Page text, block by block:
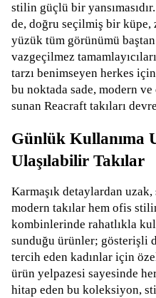
stilin güçlü bir
de, doğru seçilmiş bir
yüzük tüm görünümü
vazgeçilmez
tarzı benimseyen herkes
bu noktada sade, modern
sunan Reacraft takıları
Günlük Kullanıma
Ulaşılabilir Takılar
Karmaşık detaylardan
modern takılar hem ofis
kombinlerinde rahatlıkla
sunduğu ürünler; gösterişli
tercih eden kadınlar için
ürün yelpazesi sayesinde
hitap eden bu koleksiyon,